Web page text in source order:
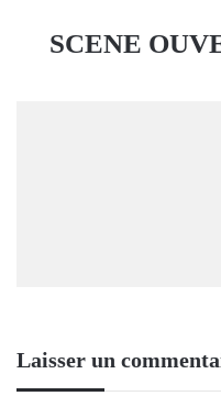
SCENE
Laisser un